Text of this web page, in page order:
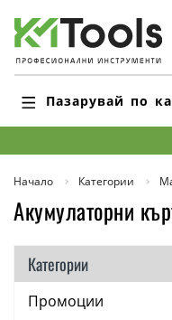
Пазарувай по
Начало Категории
Акумулаторни
Категории
Промоции